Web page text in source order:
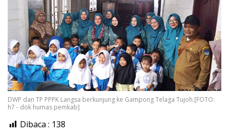
DWP dan TP PPPK Langsa berkunjung ke Gampong Telaga Tujoh.[FOTO:
h7 - dok humas pemkab]
Dibaca : 138